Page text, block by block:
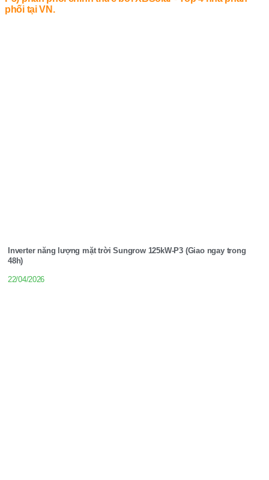
Inverter năng lượng mặt trời Sungrow 125kW-P3 (Giao ngay trong
48h)
22/04/2026